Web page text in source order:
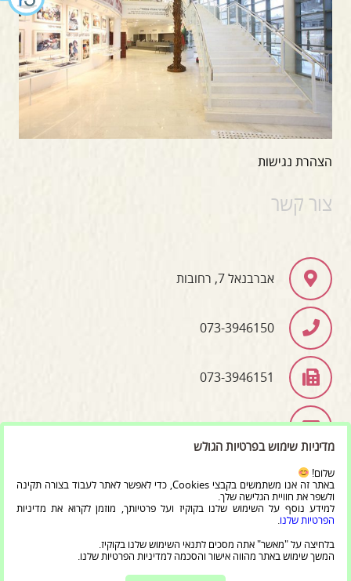
הצהרת נגישות
צור קשר
אברבנאל 7, רחובות
073-3946150
073-3946151
info@bet-moreshet.co.il
כל הזכויות שמורות ל'מרכז בית מורשת יהדות תימן וקהילות
ישראל' 2020
מדיניות שימוש בפרטיות הגולש
שלום!
באתר זה אנו משתמשים בקבצי Cookies, כדי לאפשר לאתר לעבוד בצורה תקינה
ולשפר את חוויית הגלישה שלך.
למידע נוסף על השימוש שלנו בקוקיז ועל פרטיותך, מוזמן לקרוא את מדיניות
הפרטיות שלנו.
בלחיצה על "מאשר" אתה מסכים לתנאי השימוש שלנו בקוקיז.
המשך שימוש באתר מהווה אישור והסכמה למדיניות הפרטיות שלנו.